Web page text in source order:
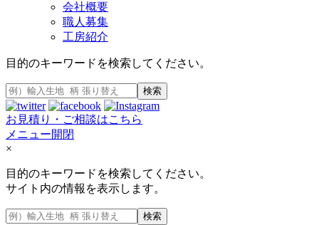
会社概要
職人募集
工房紹介
目的のキーワードを検索してください。
検索
お見積り・ご相談はこちら
メニュー開閉
×
目的のキーワードを検索してください。
サイト内の情報を表示します。
検索